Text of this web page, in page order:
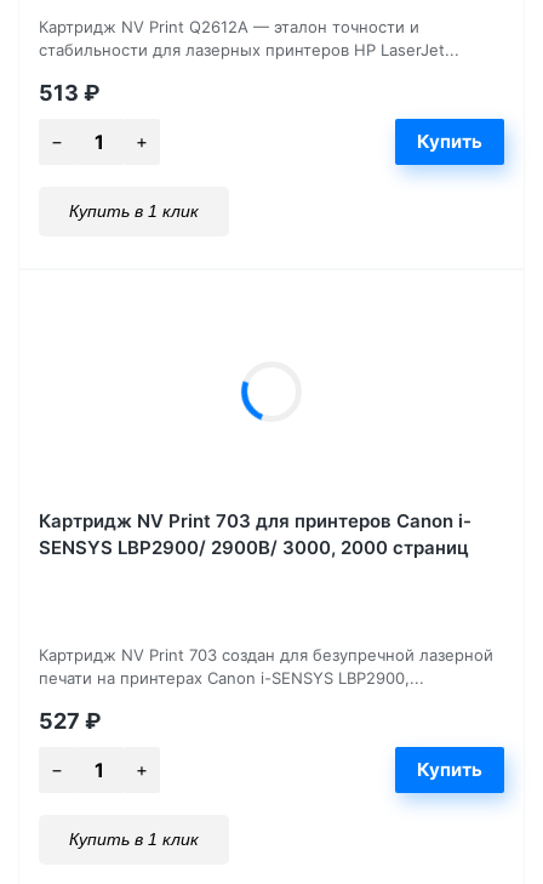
Картридж NV Print Q2612A — эталон точности и
стабильности для лазерных принтеров HP LaserJet...
513 ₽
Купить в 1 клик
Картридж NV Print 703 для принтеров Canon i-
SENSYS LBP2900/ 2900B/ 3000, 2000 страниц
Картридж NV Print 703 создан для безупречной лазерной
печати на принтерах Canon i-SENSYS LBP2900,...
527 ₽
Купить в 1 клик